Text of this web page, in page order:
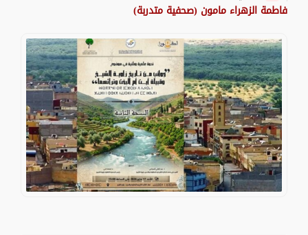
فاطمة الزهراء مامون (صحفية متدربة)